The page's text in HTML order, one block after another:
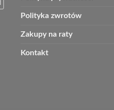
Polityka zwrotów
Zakupy na raty
Kontakt